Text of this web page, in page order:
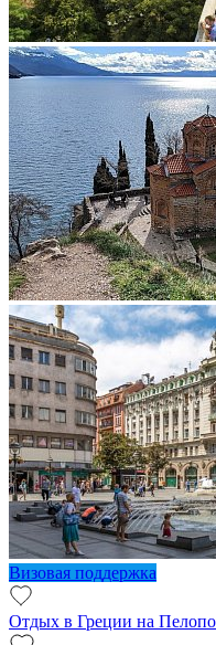
Визовая поддержка
Отдых в Греции на